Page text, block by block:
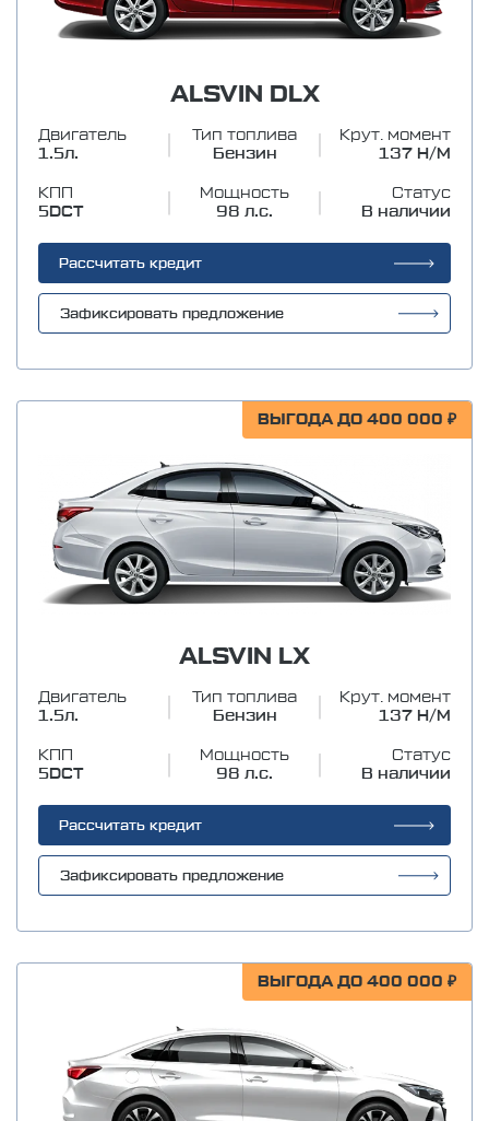
ALSVIN DLX
Двигатель
1.5л.
Тип топлива
Бензин
Крут. момент
137 Н/М
КПП
5DCT
Мощность
98 л.с.
Статус
В наличии
Рассчитать кредит
Зафиксировать предложение
ВЫГОДА ДО 400 000 ₽
ALSVIN LX
Двигатель
1.5л.
Тип топлива
Бензин
Крут. момент
137 Н/М
КПП
5DCT
Мощность
98 л.с.
Статус
В наличии
Рассчитать кредит
Зафиксировать предложение
ВЫГОДА ДО 400 000 ₽